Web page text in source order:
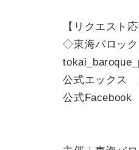
【リクエスト応
◇東海バロック
公式エックス
公式